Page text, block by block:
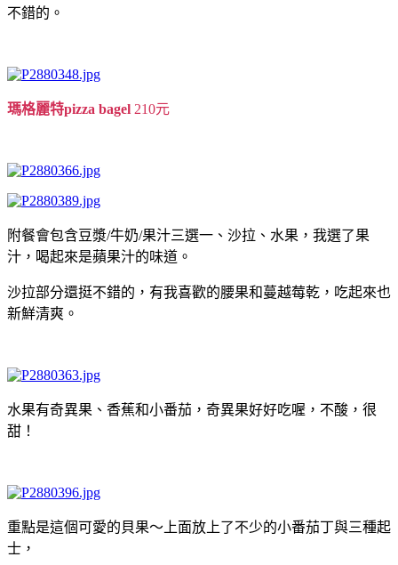
不錯的。
瑪格麗特pizza bagel 210元
附餐會包含豆漿/牛奶/果汁三選一、沙拉、水果，我選了果
汁，喝起來是蘋果汁的味道。
沙拉部分還挺不錯的，有我喜歡的腰果和蔓越莓乾，吃起來也
新鮮清爽。
水果有奇異果、香蕉和小番茄，奇異果好好吃喔，不酸，很
甜！
重點是這個可愛的貝果～上面放上了不少的小番茄丁與三種起
士，